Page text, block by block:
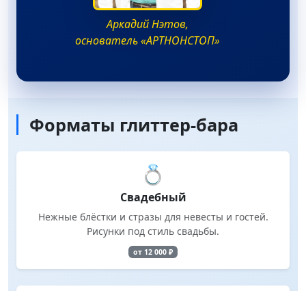
Аркадий Нэтов,
основатель «АРТНОНСТОП»
Форматы глиттер-бара
💍
Свадебный
Нежные блёстки и стразы для невесты и гостей.
Рисунки под стиль свадьбы.
от 12 000 ₽